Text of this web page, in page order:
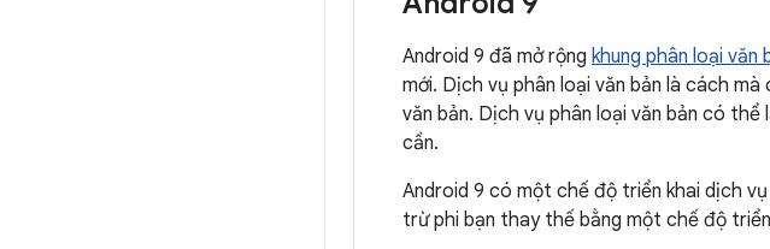
Android 9 đã mở rộng khung phân loại văn
mới. Dịch vụ phân loại văn bản là cách
văn bản. Dịch vụ phân loại văn bản có
cần.
Android 9 có một chế độ triển khai dịch
trừ phi bạn thay thế bằng một chế độ